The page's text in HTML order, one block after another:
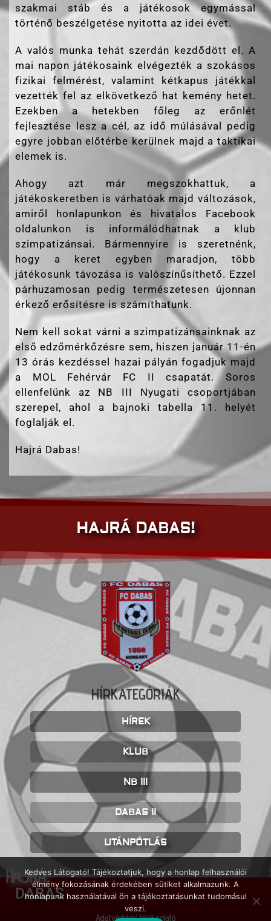
szakmai stáb és a játékosok egymással
történő beszélgetése nyitotta az idei évet.
A valós munka tehát szerdán kezdődött el. A
mai napon játékosaink elvégezték a szokásos
fizikai felmérést, valamint kétkapus játékkal
vezették fel az elkövetkező hat kemény hetet.
Ezekben a hetekben főleg az erőnlét
fejlesztése lesz a cél, az idő múlásával pedig
egyre jobban előtérbe kerülnek majd a taktikai
elemek is.
Ahogy azt már megszokhattuk, a
játékoskeretben is várhatóak majd változások,
amiről honlapunkon és hivatalos Facebook
oldalunkon is informálódhatnak a klub
szimpatizánsai. Bármennyire is szeretnénk,
hogy a keret egyben maradjon, több
játékosunk távozása is valószínűsíthető. Ezzel
párhuzamosan pedig természetesen újonnan
érkező erősítésre is számíthatunk.
Nem kell sokat várni a szimpatizánsainknak az
első edzőmérkőzésre sem, hiszen január 11-én
13 órás kezdéssel hazai pályán fogadjuk majd
a MOL Fehérvár FC II csapatát. Soros
ellenfelünk az NB III Nyugati csoportjában
szerepel, ahol a bajnoki tabella 11. helyét
foglalják el.
Hajrá Dabas!
HAJRÁ DABAS!
HÍRKATEGÓRIÁK
HÍREK
KLUB
NB III
DABAS II
UTÁNPÓTLÁS
HAJRÁ
DABAS
Adatvédelmi tájékoztató
Kedves Látogató! Tájékoztatjuk, hogy a honlap felhasználói
élmény fokozásának érdekében sütiket alkalmazunk. A
honlapunk használatával ön a tájékoztatásunkat tudomásul
veszi.